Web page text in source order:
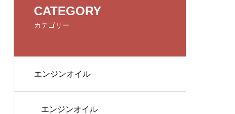
CSR
CATEGORY
カテゴリー
エンジンオイル
エンジンオイル